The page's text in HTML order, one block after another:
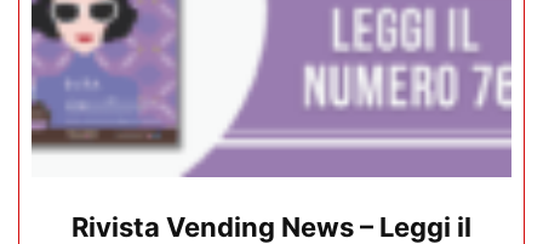
Rivista Vending News – Leggi il